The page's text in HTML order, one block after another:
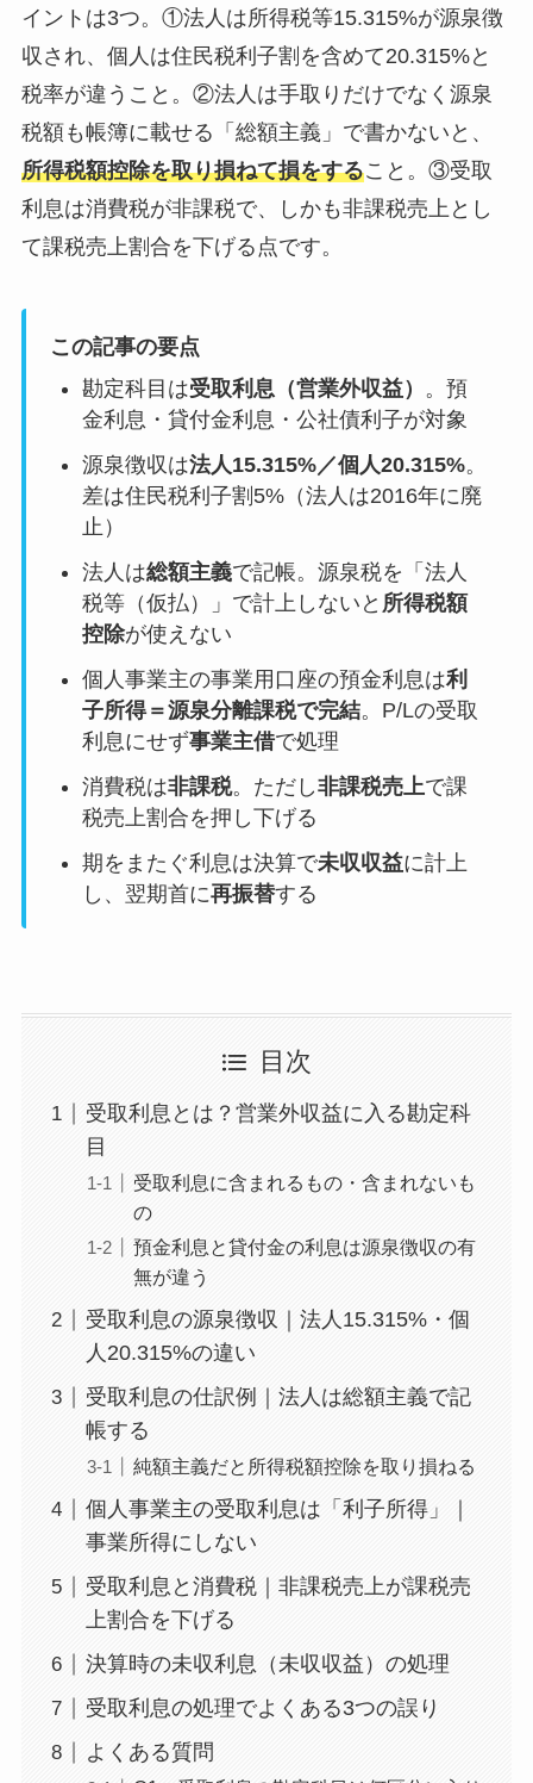
イントは3つ。①法人は所得税等15.315%が源泉徴
収され、個人は住民税利子割を含めて20.315%と
税率が違うこと。②法人は手取りだけでなく源泉
税額も帳簿に載せる「総額主義」で書かないと、
所得税額控除を取り損ねて損をすること。③受取
利息は消費税が非課税で、しかも非課税売上とし
て課税売上割合を下げる点です。
この記事の要点
勘定科目は受取利息（営業外収益）
。預
金利息・貸付金利息・公社債利子が対象
源泉徴収は法人15.315%／個人20.315%。
差は住民税利子割5%（法人は2016年に廃
止）
法人は総額主義で記帳。源泉税を「法人
税等（仮払）」で計上しないと 所得税額
控除が使えない
個人事業主の事業用口座の預金利息は利
子所得＝源泉分離課税で完結。P/Lの受取
利息にせず事業主借で処理
消費税は非課税。ただし非課税売上で課
税売上割合を押し下げる
期をまたぐ利息は決算で未収収益に計上
し、翌期首に再振替する
目次
受取利息とは？営業外収益に入る勘定科
目
受取利息に含まれるもの・含まれないも
の
預金利息と貸付金の利息は源泉徴収の有
無が違う
受取利息の源泉徴収｜法人15.315%・個
人20.315%の違い
受取利息の仕訳例｜法人は総額主義で記
帳する
純額主義だと所得税額控除を取り損ねる
個人事業主の受取利息は「利子所得」｜
事業所得にしない
受取利息と消費税｜非課税売上が課税売
上割合を下げる
決算時の未収利息（未収収益）の処理
受取利息の処理でよくある3つの誤り
よくある質問